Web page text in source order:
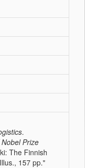
.
Prize
The Finnish
157 pp."